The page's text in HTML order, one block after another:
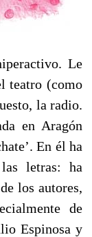
Le
teatro (como
la radio.
en Aragón
En él ha
letras: ha
los autores,
de
Espinosa y